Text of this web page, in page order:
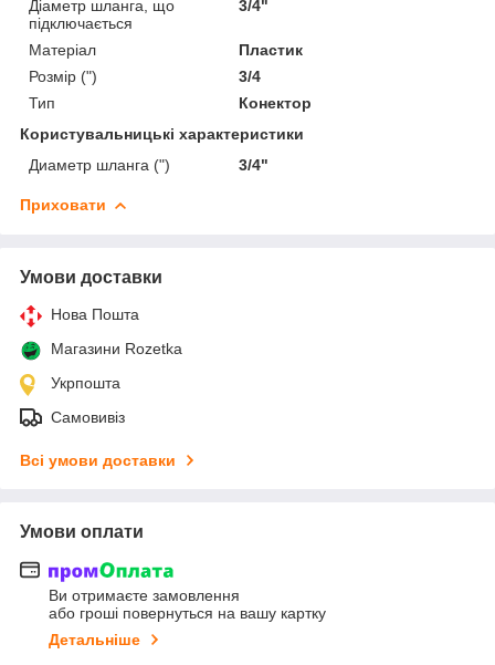
Діаметр шланга, що
підключається
3/4"
Матеріал
Пластик
Розмір (")
3/4
Тип
Конектор
Користувальницькі характеристики
Диаметр шланга (")
3/4"
Приховати
Умови доставки
Нова Пошта
Магазини Rozetka
Укрпошта
Самовивіз
Всі умови доставки
Умови оплати
Ви отримаєте замовлення
або гроші повернуться на вашу картку
Детальніше